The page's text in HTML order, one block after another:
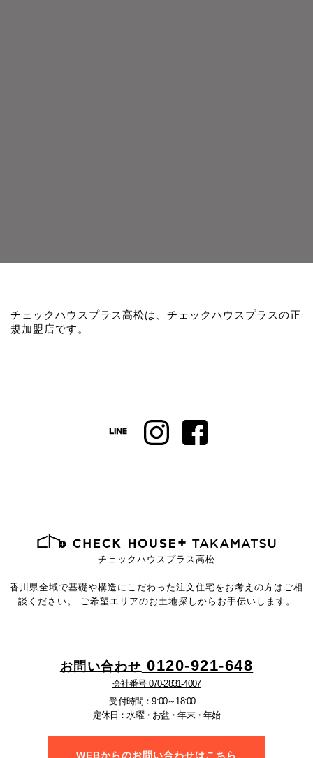
チェックハウスプラス高松は、チェックハウスプラスの正
規加盟店です。
チェックハウスプラス高松
香川県全域で基礎や構造にこだわった注文住宅を お考えの方はご相
談ください。
ご希望エリアのお土地探しからお手伝いします。
お問い合わせ 0120-921-648
会社番号 070-2831-4007
受付時間：9:00～18:00
定休日：水曜・お盆・年末・年始
WEBからのお問い合わせはこちら